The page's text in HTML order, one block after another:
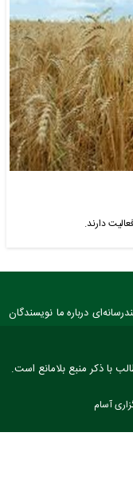
دارند.
درباره ما نویسندگان
با ذکر منبع بلامانع است.
آسام